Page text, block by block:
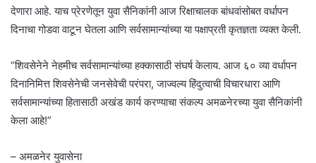
देणारा आहे. याच प्रेरणेतून युवा सैनिकांनी आज रिक्षाचालक बांधवांसोबत वर्धापन
दिनाचा गोडवा वाटून घेतला आणि सर्वसामान्यांच्या या पक्षाप्रती कृतज्ञता व्यक्त केली.
“शिवसेनेने नेहमीच सर्वसामान्यांच्या हक्कासाठी संघर्ष केलाय. आज ६० व्या वर्धापन
दिनानिमित्त शिवसेनेची जनसेवेची परंपरा, जाज्वल्य हिंदुत्वाची विचारधारा आणि
सर्वसामान्यांच्या हितासाठी अखंड कार्य करण्याचा संकल्प अमळनेरच्या युवा सैनिकांनी
केला आहे!”
– अमळनेर युवासेना